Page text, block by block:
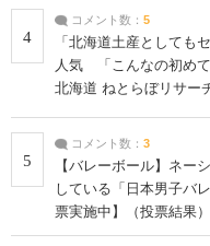
4
コメント数： 5
「北海道土産としても
人気 「こんなの初めて
北海道 ねとらぼリサー
5
コメント数： 3
【バレーボール】ネー
している「日本男子バ
票実施中】（投票結果